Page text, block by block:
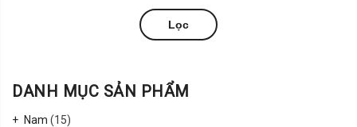
Giá
tối
Giá
tối
Lọc
DANH MỤC SẢN PHẨM
Nam (15)